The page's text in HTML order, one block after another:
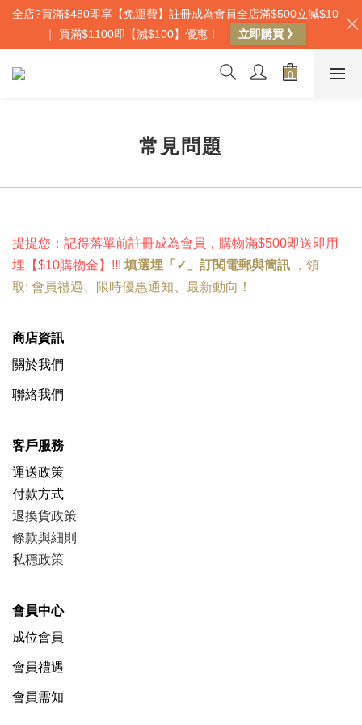
常見問題
提提您：記得落單前註冊成為會員，購物滿$500即送即用
埋 【$10購物金 】!!! 填選埋「✓」訂閱電郵與簡訊 ， 領
取: 會員禮遇 限時優惠通知、 最新動向 ！
商店資訊
關於我們
聯絡我們
客戶服務
運送政策
付款方式
退換貨政策
條款與細則
私穩政策
會員中心
成位會員
會員禮遇
會員需知
全店?買滿$480即享【免運費】註冊成為會員全店滿$500立減$10
｜ 買滿$1100即【減$100】優惠！
立即購買 》